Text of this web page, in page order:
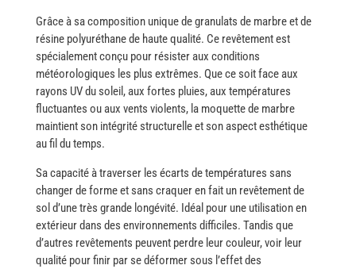
Grâce à sa composition unique de granulats de marbre et de
résine polyuréthane de haute qualité. Ce revêtement est
spécialement conçu pour résister aux conditions
météorologiques les plus extrêmes. Que ce soit face aux
rayons UV du soleil, aux fortes pluies, aux températures
fluctuantes ou aux vents violents, la moquette de marbre
maintient son intégrité structurelle et son aspect esthétique
au fil du temps.
Sa​‍​‌‍​‍‌ capacité à traverser les écarts de températures sans
changer de forme et sans craquer en fait un revêtement de
sol d’une très grande longévité. Idéal pour une utilisation en
extérieur dans des environnements difficiles. Tandis que
d’autres revêtements peuvent perdre leur couleur, voir leur
qualité pour finir par se déformer sous l’effet des